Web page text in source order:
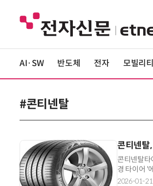
AI·SW 반도체 전자 모빌리티
#콘티넨탈
콘티넨탈
콘티넨탈타
경 타이어 '
는 에코콘
2026-01-